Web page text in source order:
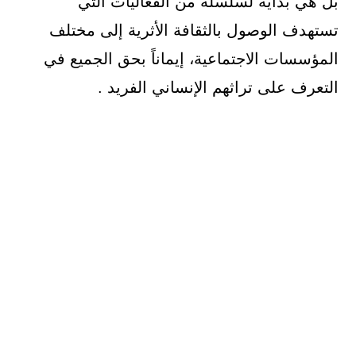
تستهدف الوصول بالثقافة الأثرية إلى مختلف
المؤسسات الاجتماعية، إيماناً بحق الجميع في
التعرف على تراثهم الإنساني الفريد .